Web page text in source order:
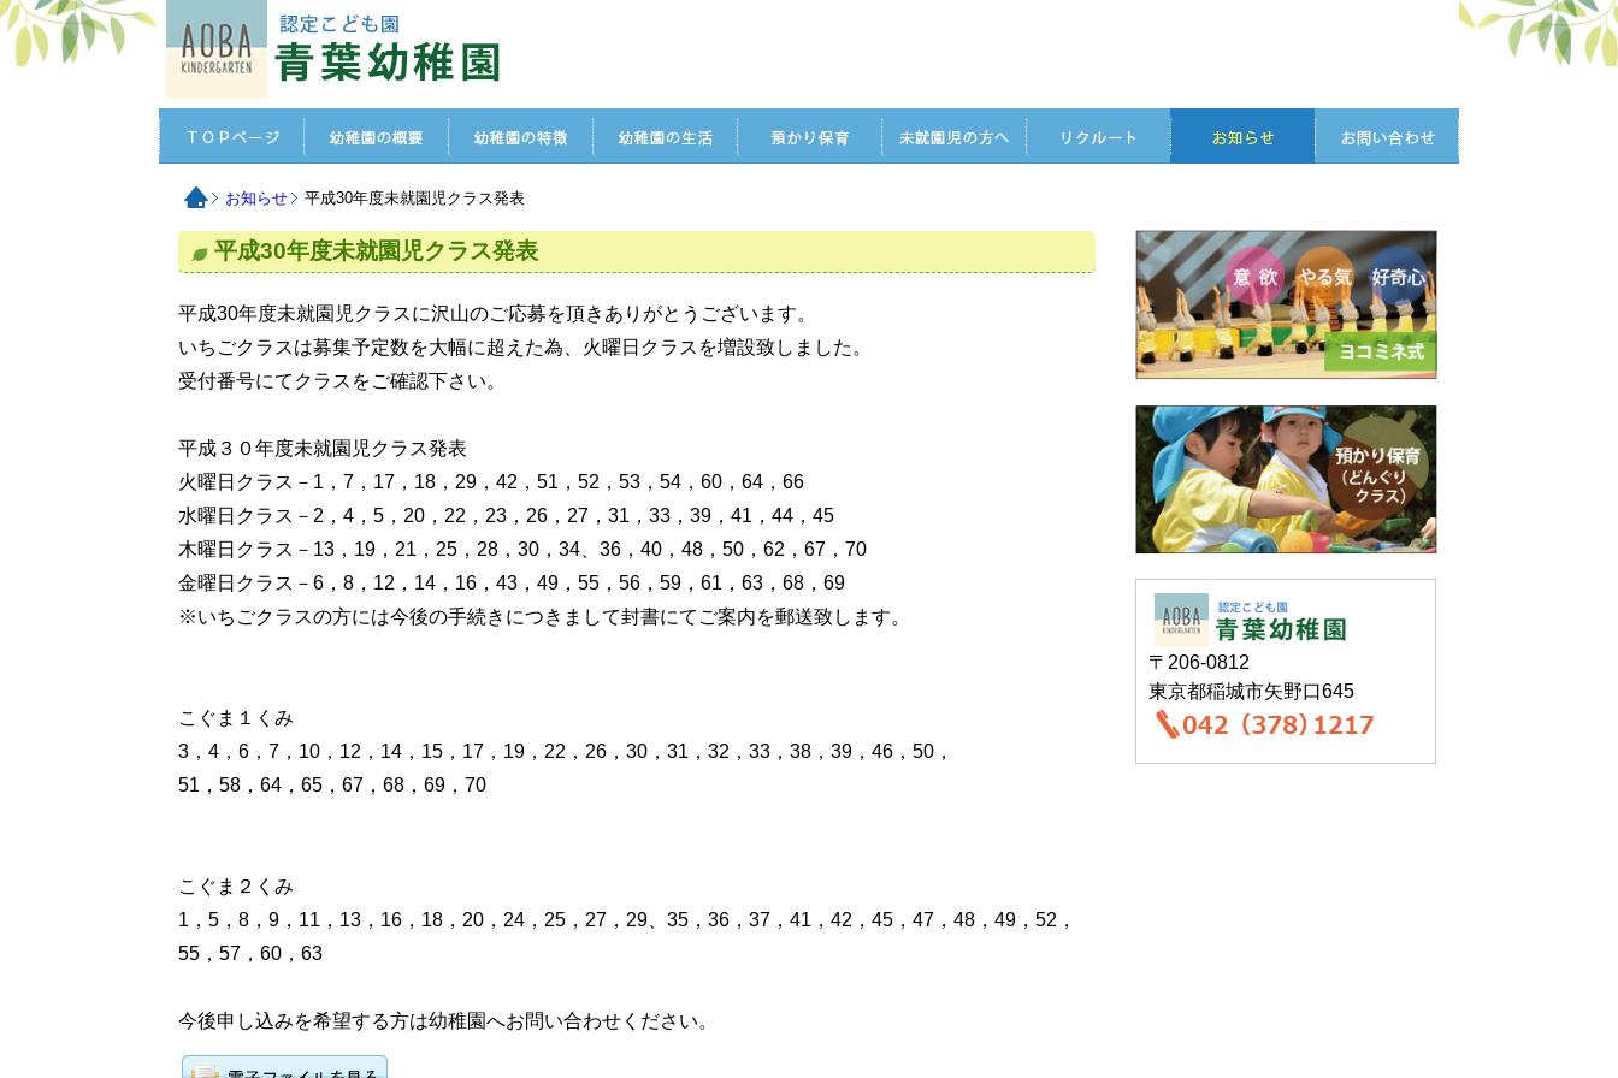
お知らせ 平成30年度未就園児クラス発表
平成30年度未就園児クラス発表
平成30年度未就園児クラスに沢山のご応募を頂きありがとうございます。
いちごクラスは募集予定数を大幅に超えた為、火曜日クラスを増設致しました。
受付番号にてクラスをご確認下さい。
平成３０年度未就園児クラス発表
火曜日クラス－1，7，17，18，29，42，51，52，53，54，60，64，66
水曜日クラス－2，4，5，20，22，23，26，27，31，33，39，41，44，45
木曜日クラス－13，19，21，25，28，30，34、36，40，48，50，62，67，70
金曜日クラス－6，8，12，14，16，43，49，55，56，59，61，63，68，69
※いちごクラスの方には今後の手続きにつきまして封書にてご案内を郵送致します。
こぐま１くみ
3，4，6，7，10，12，14，15，17，19，22，26，30，31，32，33，38，39，46，50，
51，58，64，65，67，68，69，70
こぐま２くみ
1，5，8，9，11，13，16，18，20，24，25，27，29、35，36，37，41，42，45，47，48，49，52，
55，57，60，63
今後申し込みを希望する方は幼稚園へお問い合わせください。
〒206-0812
東京都稲城市矢野口645